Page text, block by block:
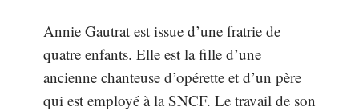
Annie Gautrat est issue d’une fratrie de
quatre enfants. Elle est la fille d’une
ancienne chanteuse d’opérette et d’un père
qui est employé à la SNCF. Le travail de son